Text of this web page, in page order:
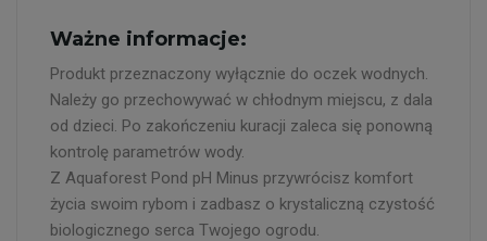
Ważne informacje:
Produkt przeznaczony wyłącznie do oczek wodnych.
Należy go przechowywać w chłodnym miejscu, z dala
od dzieci. Po zakończeniu kuracji zaleca się ponowną
kontrolę parametrów wody.
Z Aquaforest Pond pH Minus przywrócisz komfort
życia swoim rybom i zadbasz o krystaliczną czystość
biologicznego serca Twojego ogrodu.